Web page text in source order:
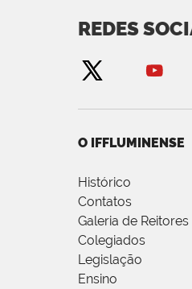
REDES
O IFFLUMINENSE
Histórico
Contatos
Galeria de Reitores
Colegiados
Legislação
Ensino